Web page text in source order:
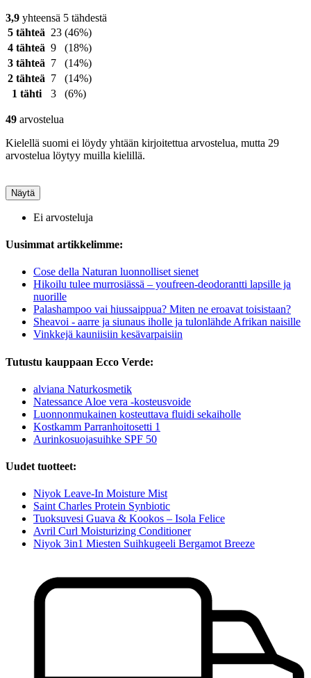
3,9 yhteensä 5 tähdestä
5 tähteä 23 (46%)
4 tähteä 9
(18%)
3 tähteä 7
(14%)
2 tähteä 7
(14%)
1 tähti
3 (6%)
49 arvostelua
Kielellä suomi ei löydy yhtään kirjoitettua arvostelua, mutta 29
arvostelua löytyy muilla kielillä.
Näytä
Ei arvosteluja
Uusimmat artikkelimme:
Cose della Naturan luonnolliset sienet
Hikoilu tulee murrosiässä – youfreen-deodorantti lapsille ja
nuorille
Palashampoo vai hiussaippua? Miten ne eroavat toisistaan?
Sheavoi - aarre ja siunaus iholle ja tulonlähde Afrikan naisille
Vinkkejä kauniisiin kesävarpaisiin
Tutustu kauppaan Ecco Verde:
alviana Naturkosmetik
Natessance Aloe vera -kosteusvoide
Luonnonmukainen kosteuttava fluidi sekaiholle
Kostkamm Parranhoitosetti 1
Aurinkosuojasuihke SPF 50
Uudet tuotteet:
Niyok Leave-In Moisture Mist
Saint Charles Protein Synbiotic
Tuoksuvesi Guava & Kookos – Isola Felice
Avril Curl Moisturizing Conditioner
Niyok 3in1 Miesten Suihkugeeli Bergamot Breeze